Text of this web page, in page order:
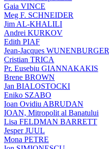
Gaia VINCE
Meg F. SCHNEIDER
Jim AL-KHALILI
Andrei KURKOV
Edith PIAF
Jean-Jacques WUNENBURGER
Cristian TRICA
Pr. Eusebiu GIANNAKAKIS
Brene BROWN
Jan BIALOSTOCKI
Eniko SZABO
Ioan Ovidiu ABRUDAN
IOAN, Mitropolit al Banatului
Lisa FELDMAN BARRETT
Jesper JUUL
Mona PETRE